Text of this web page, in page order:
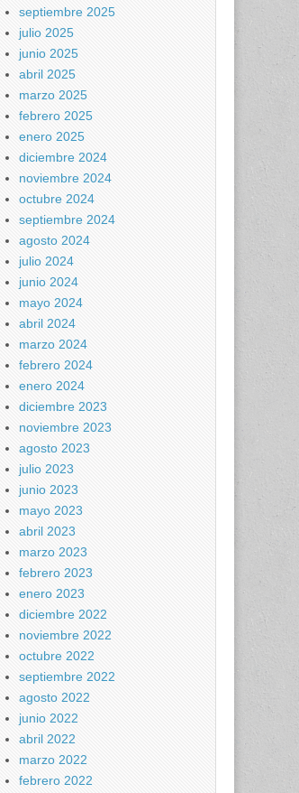
septiembre 2025
julio 2025
junio 2025
abril 2025
marzo 2025
febrero 2025
enero 2025
diciembre 2024
noviembre 2024
octubre 2024
septiembre 2024
agosto 2024
julio 2024
junio 2024
mayo 2024
abril 2024
marzo 2024
febrero 2024
enero 2024
diciembre 2023
noviembre 2023
agosto 2023
julio 2023
junio 2023
mayo 2023
abril 2023
marzo 2023
febrero 2023
enero 2023
diciembre 2022
noviembre 2022
octubre 2022
septiembre 2022
agosto 2022
junio 2022
abril 2022
marzo 2022
febrero 2022